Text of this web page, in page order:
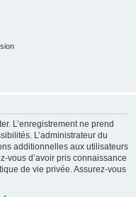
L’enregistrement ne prend
L’administrateur du
additionnelles aux utilisateurs
vous d’avoir pris connaissance
de vie privée. Assurez-vous